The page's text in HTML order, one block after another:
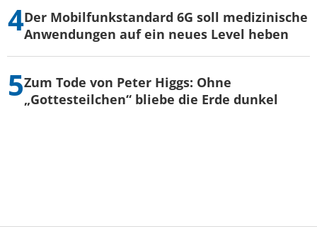
Der Mobilfunkstandard 6G soll medizinische
Anwendungen auf ein neues Level heben
Zum Tode von Peter Higgs: Ohne
„Gottesteilchen“ bliebe die Erde dunkel